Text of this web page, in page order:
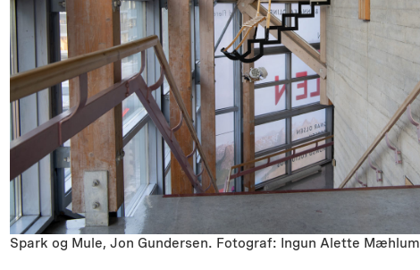
Spark og Mule, Jon Gundersen. Fotograf: Ingun Alette Mæhlum